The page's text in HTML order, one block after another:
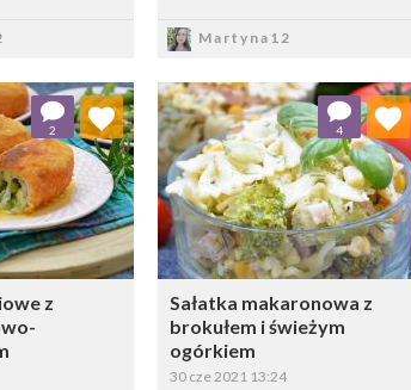
Martyna12
z
2
ulubionych
Wybierz listę:
Sałatka makaronowa z
brokułem i świeżym
ogórkiem
30 cze 2021 13:24
4
Dodaj do ulubionych
Wybierz listę: